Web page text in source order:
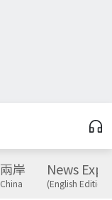
兩岸
China
News
(English Edition)